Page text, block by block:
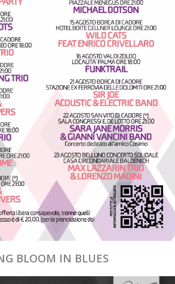
BLOOM IN BLUES